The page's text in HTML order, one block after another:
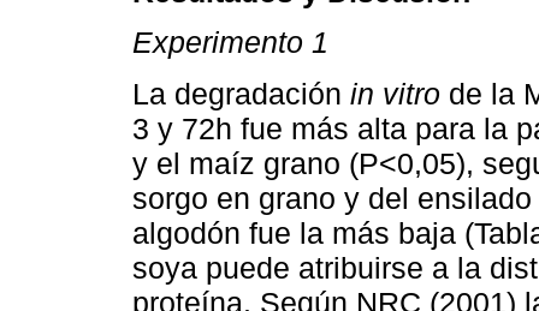
Experimento 1
La degradación in vitro de la
3 y 72h fue más alta para la
y el maíz grano (P<0,05),
sorgo en grano y del
algodón fue la más baja
soya puede atribuirse a la
proteína. Según NRC (2001)